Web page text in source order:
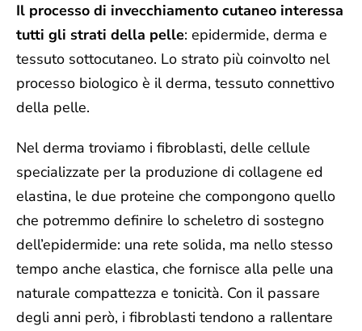
Il processo di invecchiamento cutaneo interessa
tutti gli strati della pelle: epidermide, derma e
tessuto sottocutaneo. Lo strato più coinvolto nel
processo biologico è il derma, tessuto connettivo
della pelle.
Nel derma troviamo i fibroblasti, delle cellule
specializzate per la produzione di collagene ed
elastina, le due proteine che compongono quello
che potremmo definire lo scheletro di sostegno
dell’epidermide: una rete solida, ma nello stesso
tempo anche elastica, che fornisce alla pelle una
naturale compattezza e tonicità. Con il passare
degli anni però, i fibroblasti tendono a rallentare